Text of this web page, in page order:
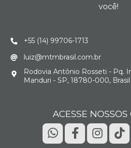
você!
+55 (14) 99706-1713
luiz@mtmbrasil.com.br
Rodovia Antônio Rosseti - Pq.
Manduri - SP, 18780-000, Brasil
ACESSE NOSSOS